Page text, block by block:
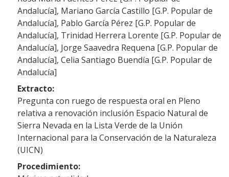
Andalucía], Mariano García Castillo [G.P. Popular de
Andalucía], Pablo García Pérez [G.P. Popular de
Andalucía], Trinidad Herrera Lorente [G.P. Popular de
Andalucía], Jorge Saavedra Requena [G.P. Popular de
Andalucía], Celia Santiago Buendía [G.P. Popular de
Andalucía]
Extracto:
Pregunta con ruego de respuesta oral en Pleno
relativa a renovación inclusión Espacio Natural de
Sierra Nevada en la Lista Verde de la Unión
Internacional para la Conservación de la Naturaleza
(UICN)
Procedimiento: